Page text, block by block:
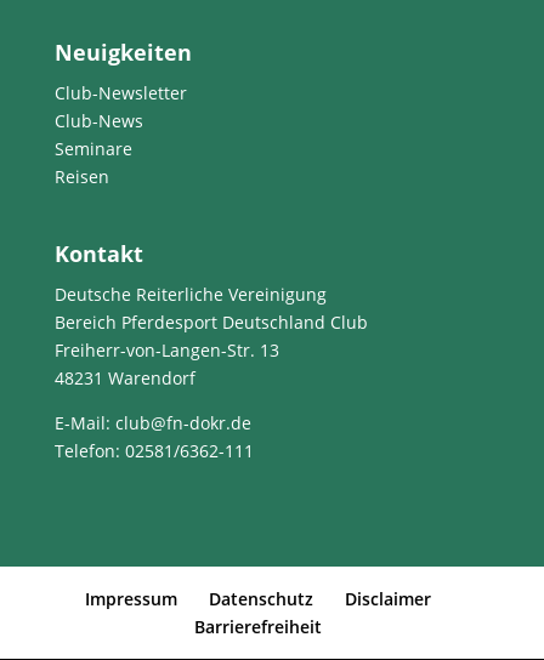
Neuigkeiten
Club-Newsletter
Club-News
Seminare
Reisen
Kontakt
Deutsche Reiterliche Vereinigung
Bereich Pferdesport Deutschland Club
Freiherr-von-Langen-Str. 13
48231 Warendorf
E-Mail: club@fn-dokr.de
Telefon: 02581/6362-111
Impressum Datenschutz
Disclaimer
Barrierefreiheit